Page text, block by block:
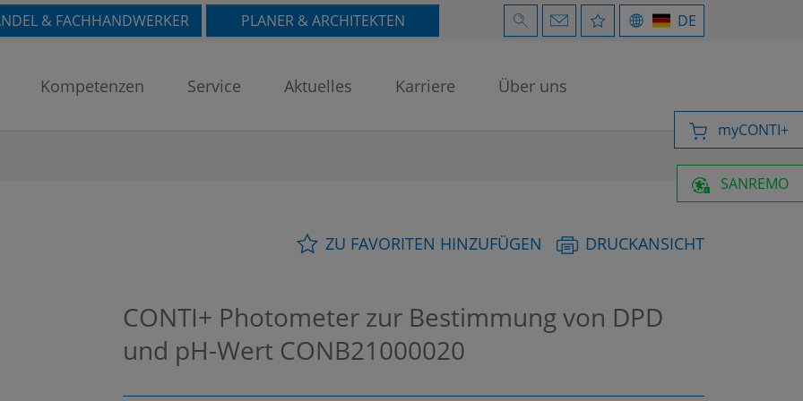
& FACHHANDWERKER PLANER & ARCHITEKTEN DE
Kompetenzen Service Aktuelles Karriere Über uns
SANREMO
myCONTI+
ZU FAVORITEN HINZUFÜGEN DRUCKANSICHT
CONTI+ Photometer zur Bestimmung von DPD
und pH-Wert CONB21000020